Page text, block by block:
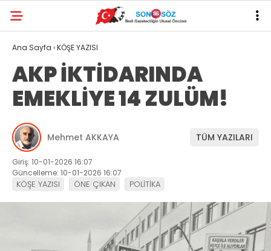
Ana Sayfa ›KÖŞE YAZISI
AKP İKTİDARINDA
EMEKLİYE 14 ZULÜM!
Mehmet AKKAYA TÜM YAZILARI
Giriş: 10-01-2026 16:07
Güncelleme: 10-01-2026 16:07
KÖŞE YAZISI ÖNE ÇIKAN POLİTİKA